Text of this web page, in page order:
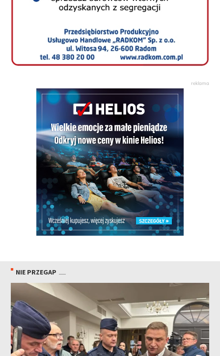
NIE PRZEGAP